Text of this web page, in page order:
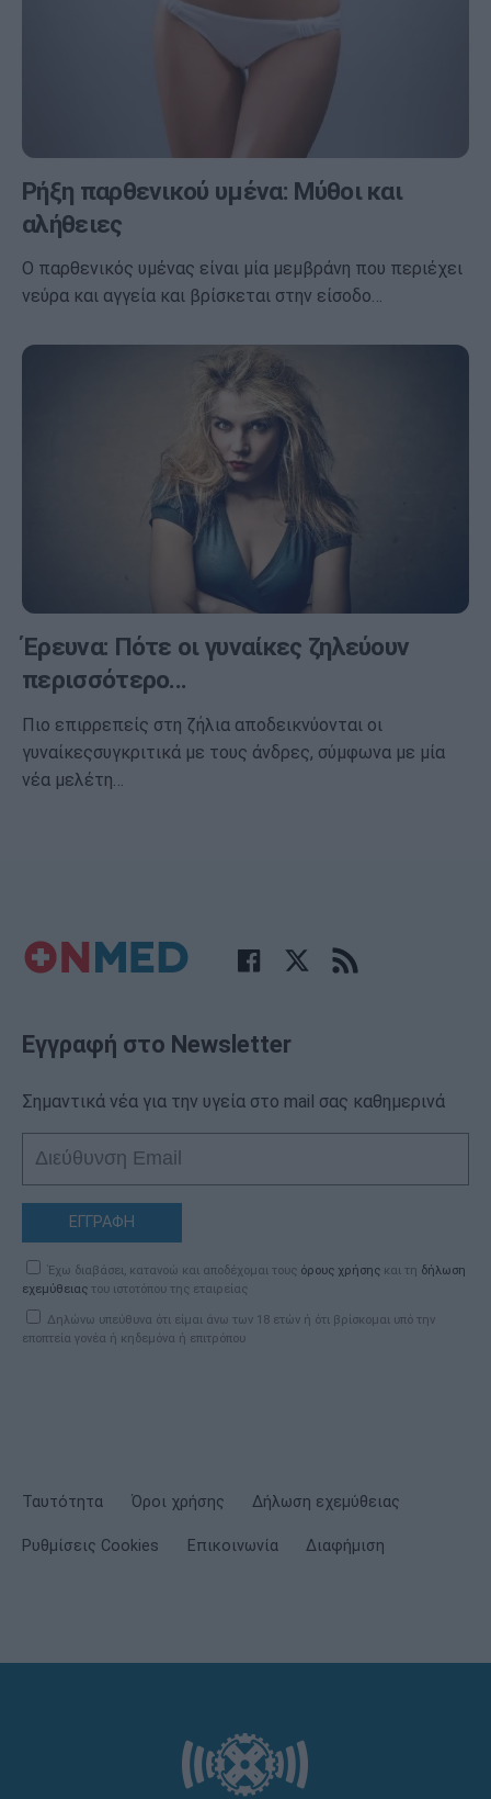
Ρήξη παρθενικού υμένα: Μύθοι και
αλήθειες
Ο παρθενικός υμένας είναι μία μεμβράνη που περιέχει
νεύρα και αγγεία και βρίσκεται στην είσοδο…
Έρευνα: Πότε οι γυναίκες ζηλεύουν
περισσότερο...
Πιο επιρρεπείς στη ζήλια αποδεικνύονται οι
γυναίκεςσυγκριτικά με τους άνδρες, σύμφωνα με μία
νέα μελέτη…
Εγγραφή στο Newsletter
Σημαντικά νέα για την υγεία στο mail σας καθημερινά
ΕΓΓΡΑΦΗ
Έχω διαβάσει, κατανοώ και αποδέχομαι τους όρους χρήσης και τη δήλωση
εχεμύθειας του ιστοτόπου της εταιρείας
Δηλώνω υπεύθυνα ότι είμαι άνω των 18 ετών ή ότι βρίσκομαι υπό την
εποπτεία γονέα ή κηδεμόνα ή επιτρόπου
Ταυτότητα Όροι χρήσης Δήλωση εχεμύθειας
Ρυθμίσεις Cookies Επικοινωνία Διαφήμιση